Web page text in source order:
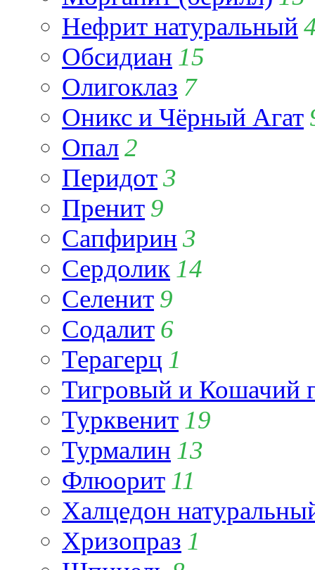
Нефрит натуральный
Обсидиан 15
Олигоклаз 7
Оникс и Чёрный Агат
Опал2
Перидот3
Пренит 9
Сапфирин 3
Сердолик 14
Селенит 9
Содалит 6
Терагерц 1
Тигровый и Кошачий
Турквенит 19
Турмалин 13
Флюорит 11
Халцедон
Хризопраз 1